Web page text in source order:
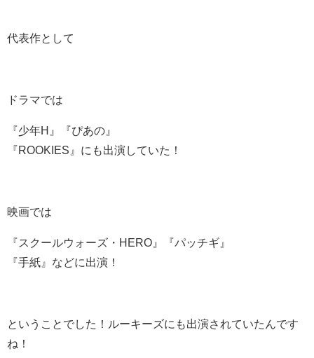
代表作として
ドラマでは
『少年H』『ぴあの』
『ROOKIES』にも出演していた！
映画では
『スクールウォーズ・HERO』『パッチギ』
『手紙』などに出演！
ということでした！ルーキーズにも出演されていたんです
ね！